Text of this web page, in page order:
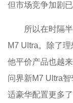
但市场竞争加剧
所以在时隔
M7 Ultra。除了
他平价产品也越
问界新M7 Ultra
适豪华配置更多